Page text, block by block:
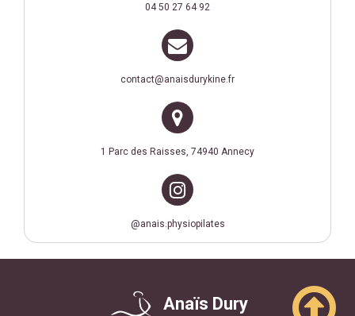
04 50 27 64 92

contact@anaisdurykine.fr

1 Parc des Raisses, 74940 Annecy

@anais.physiopilates
Anaïs Dury